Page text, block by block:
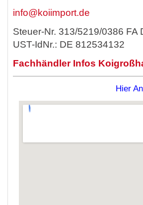
info@koiimport.de
Steuer-Nr. 313/5219/0386 FA
UST-IdNr.: DE 812534132
Fachhändler Infos
Hier